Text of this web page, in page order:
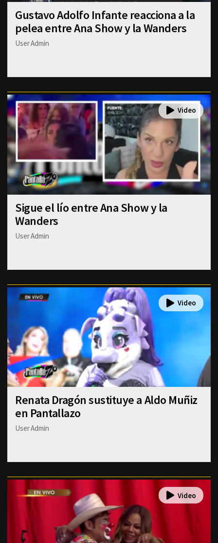
Gustavo Adolfo Infante reacciona a la
pelea entre Ana Show y la Wanders
User Admin
Sigue el lío entre Ana Show y la
Wanders
User Admin
Renata Dragón sustituye a Aldo Muñiz
en Pantallazo
User Admin